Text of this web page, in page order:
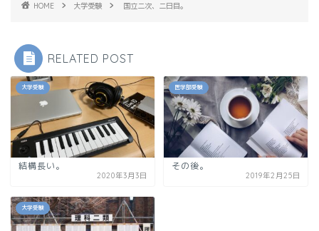
HOME 大学受験 国立二次、二日目。
RELATED POST
大学受験
結構長い。
2020年3月3日
医学部受験
その後。
2019年2月25日
大学受験